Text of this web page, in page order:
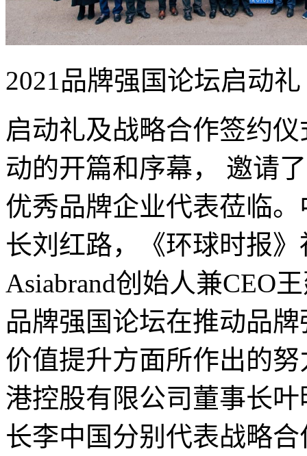
2021品牌强国论坛启动礼
启动礼及战略合作签约
动的开篇和序幕， 邀请
优秀品牌企业代表莅临
长刘红路，《环球时报
Asiabrand创始人兼CEO
品牌强国论坛在推动品
价值提升方面所作出的
港控股有限公司董事长
长李中国分别代表战略